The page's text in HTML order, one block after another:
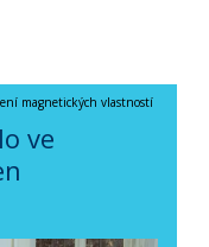
magnetických vlastností
ve